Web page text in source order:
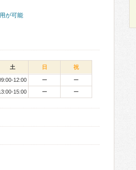
が可能
土 日 祝
12:00 ー
ー
15:00 ー ー